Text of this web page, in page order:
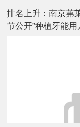
排名上升：南京茀
节公开”种植牙能用